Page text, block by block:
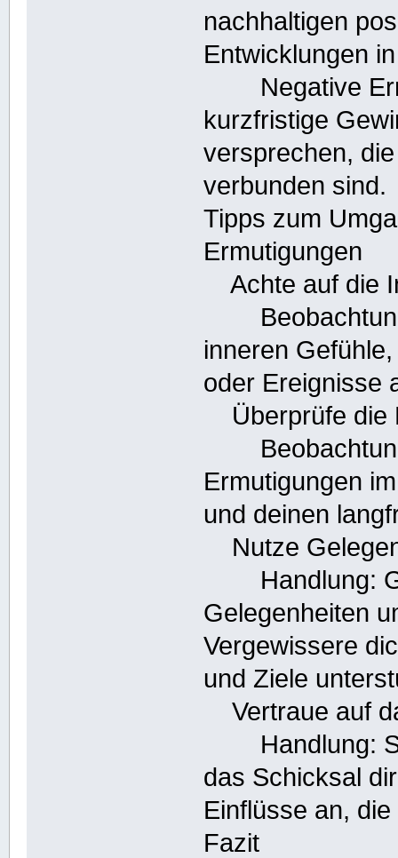
nachhaltigen
Entwicklungen
Negative
kurzfristige
versprechen,
verbunden sind.
Tipps zum
Ermutigungen
Achte auf die
inneren
oder Ereignisse
Überprüfe die
Ermutigungen
und deinen
Nutze
Handlung:
Gelegenheiten
Vergewissere
und Ziele
Vertraue auf
Handlung:
das Schicksal
Einflüsse an,
Fazit